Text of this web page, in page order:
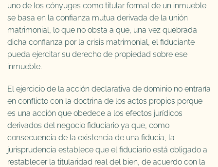
uno de los cónyuges como titular formal de un inmueble
se basa en la confianza mutua derivada de la unión
matrimonial, lo que no obsta a que, una vez quebrada
dicha confianza por la crisis matrimonial, el fiduciante
pueda ejercitar su derecho de propiedad sobre ese
inmueble.
El ejercicio de la acción declarativa de dominio no entraría
en conflicto con la doctrina de los actos propios porque
es una acción que obedece a los efectos jurídicos
derivados del negocio fiduciario ya que, como
consecuencia de la existencia de una fiducia, la
jurisprudencia establece que el fiduciario está obligado a
restablecer la titularidad real del bien, de acuerdo con la